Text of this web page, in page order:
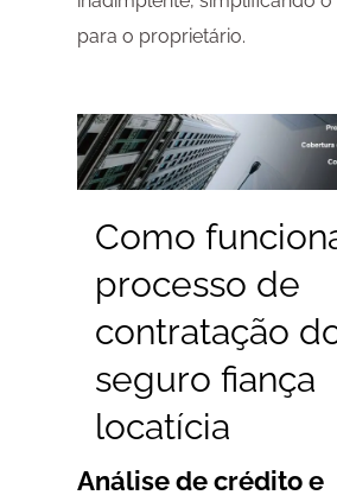
para o proprietário.
Como
processo de
contratação
seguro fiança
locatícia
Análise de crédito e